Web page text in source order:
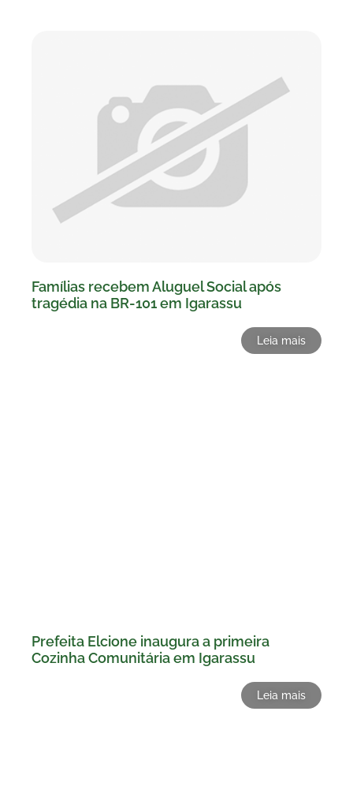
Famílias recebem Aluguel Social após
tragédia na BR-101 em Igarassu
Leia mais
Prefeita Elcione inaugura a primeira
Cozinha Comunitária em Igarassu
Leia mais